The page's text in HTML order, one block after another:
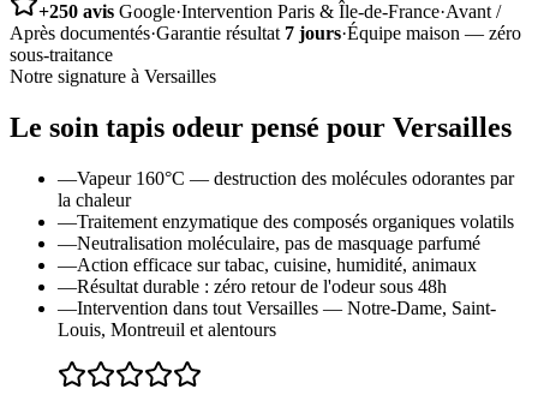
+250 avis Google·Intervention Paris & Île-de-France·Avant /
Après documentés·Garantie résultat 7 jours·Équipe maison — zéro
sous-traitance
Notre signature à Versailles
Le soin tapis odeur pensé pour Versailles
—Vapeur 160°C — destruction des molécules odorantes par
la chaleur
—Traitement enzymatique des composés organiques volatils
—Neutralisation moléculaire, pas de masquage parfumé
—Action efficace sur tabac, cuisine, humidité, animaux
—Résultat durable : zéro retour de l'odeur sous 48h
—Intervention dans tout Versailles — Notre-Dame, Saint-
Louis, Montreuil et alentours